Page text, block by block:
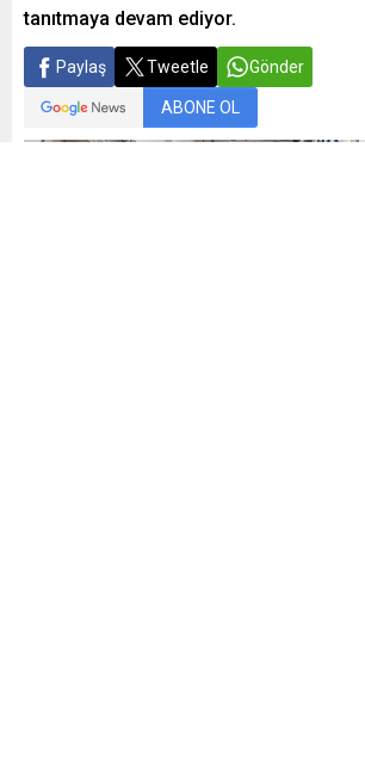
tanıtmaya devam ediyor.
Paylaş Tweetle Gönder
ABONE OL